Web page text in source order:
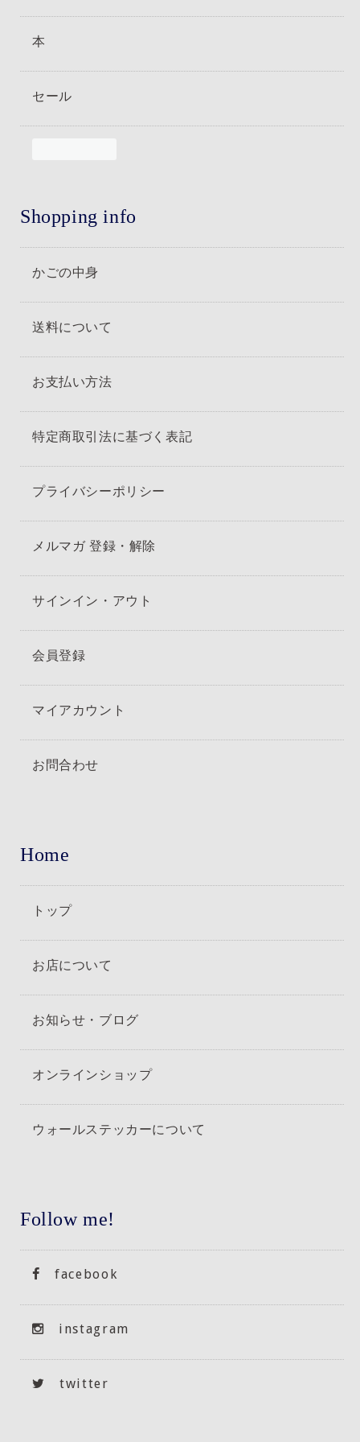
本
セール
Shopping info
かごの中身
送料について
お支払い方法
特定商取引法に基づく表記
プライバシーポリシー
メルマガ 登録・解除
サインイン・アウト
会員登録
マイアカウント
お問合わせ
Home
トップ
お店について
お知らせ・ブログ
オンラインショップ
ウォールステッカーについて
Follow me!
facebook
instagram
twitter